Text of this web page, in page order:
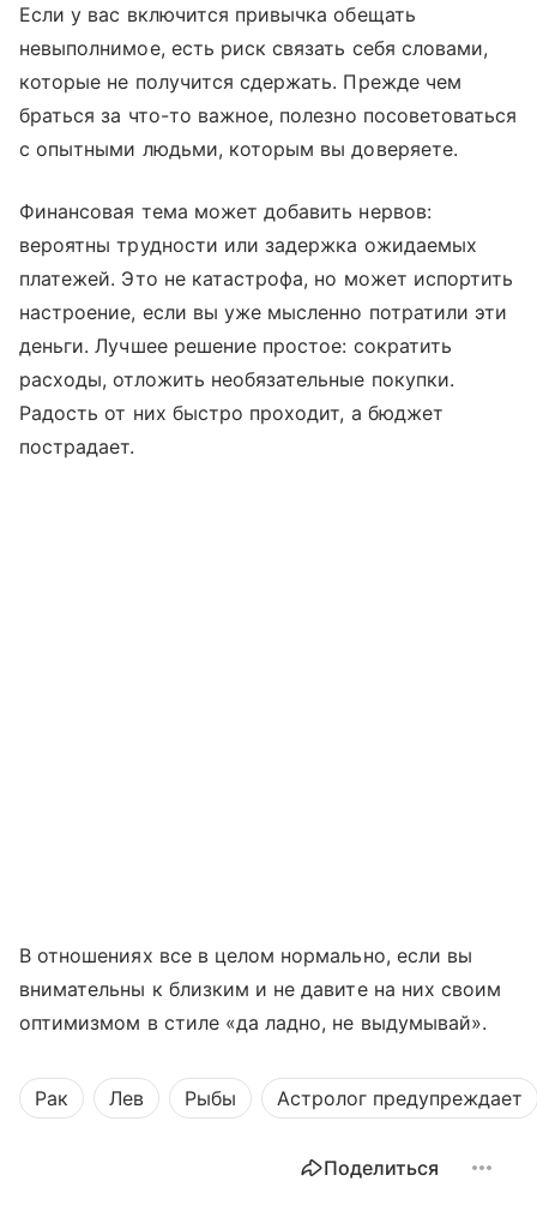
Если у вас включится привычка обещать
невыполнимое, есть риск связать себя словами,
которые не получится сдержать. Прежде чем
браться за что-то важное, полезно посоветоваться
с опытными людьми, которым вы доверяете.
Финансовая тема может добавить нервов:
вероятны трудности или задержка ожидаемых
платежей. Это не катастрофа, но может испортить
настроение, если вы уже мысленно потратили эти
деньги. Лучшее решение простое: сократить
расходы, отложить необязательные покупки.
Радость от них быстро проходит, а бюджет
пострадает.
В отношениях все в целом нормально, если вы
внимательны к близким и не давите на них своим
оптимизмом в стиле «да ладно, не выдумывай».
Рак Лев Рыбы Астролог предупреждает
Поделиться